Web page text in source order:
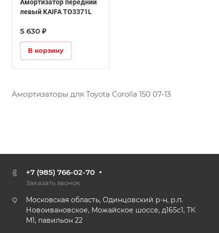
Амортизатор передний
левый KAIFA TO3371L
5 630 ₽
В корзину
Амортизаторы для Toyota Corolla 150 07-13
+7 (985) 766-02-70
Заказать звонок
Московская область, Одинцовский р-н, р.п.
Новоивановское, Можайское шоссе, д165с1, ТК
М1, павильон 22